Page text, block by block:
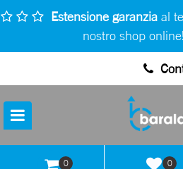
Estensione garanzia al
nostro shop online!
0 0